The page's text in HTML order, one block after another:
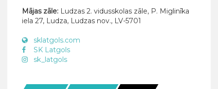
Mājas zāle: Ludzas 2. vidusskolas zāle, P. Miglinīka
iela 27, Ludza, Ludzas nov., LV-5701
sklatgols.com
SK Latgols
sk_latgols